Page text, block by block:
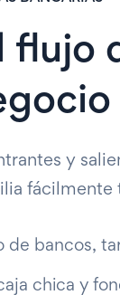
flujo
y
fácilmente
de bancos,
chica y